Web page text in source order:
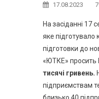
17.08.2023
На засіданні 17
яке
підготовки до
«ЮТКЕ» просить
тисячі гривень.
підприємствам
близько 40